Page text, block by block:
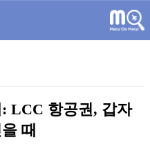
LCC 항공권, 갑자
때